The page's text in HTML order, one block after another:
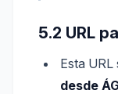
5.2 URL
Esta URL
desde